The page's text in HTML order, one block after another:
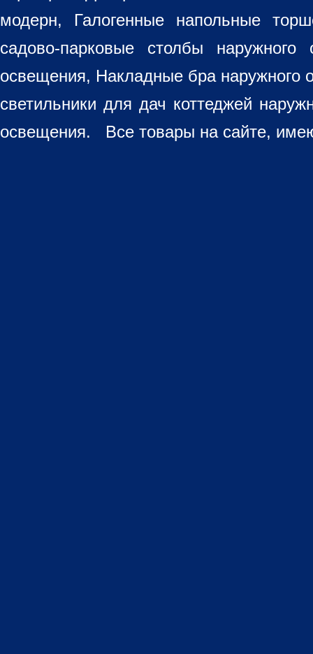
модерн, Галогенные напольные
садово-парковые столбы
освещения, Накладные бра наружного
светильники для дач коттеджей
освещения. Все товары на сайте,